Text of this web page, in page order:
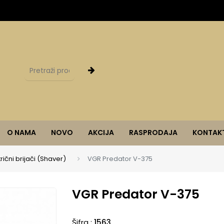
O NAMA NOVO AKCIJA RASPRODAJA
brijači (Shaver) VGR Predator V-375
VGR Predator V-375